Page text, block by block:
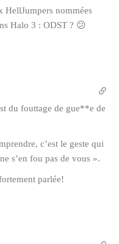
HellJumpers nommées
Halo 3 : ODST ? 😕
du fouttage de gue**e de
c’est le geste qui
s’en fou pas de vous ».
parlée!